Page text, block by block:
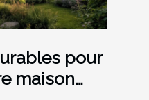
pour
maison